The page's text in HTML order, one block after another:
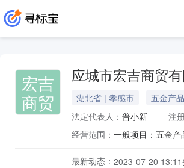
宏吉
商贸
应城市宏吉商贸有
湖北省 | 孝感市 五金产
法定代表人： 普小新 注
经营范围：
最新动态： 2023-07-20 13:11